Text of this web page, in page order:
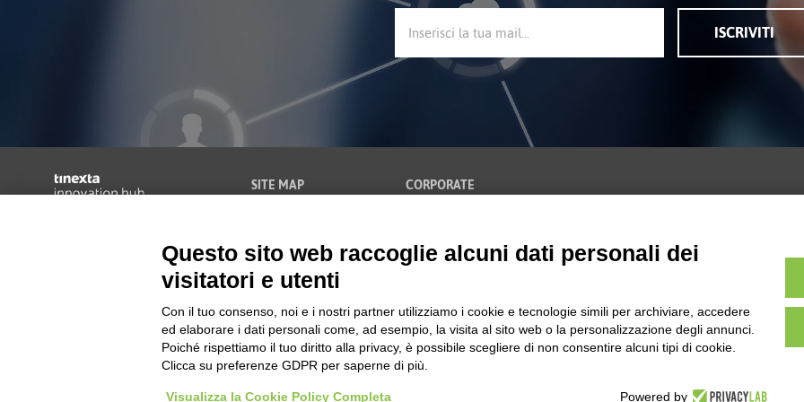
ISCRIVITI
Coordinamento di Tinexta S.p.A.
SITE MAP
Formazione
Blog
Contattaci
CORPORATE
Modifica Preferenze GDPR
Organizzativo
© Tinexta Innovation Hub S.p.A. 2026 tutti i diritti riservati. PrivacyLab è un marchio registrato nell'Unione Europea e non ne è consentito l'utilizzo senza
Questo sito web raccoglie alcuni dati personali dei
visitatori e utenti
Con il tuo consenso, noi e i nostri partner utilizziamo i cookie e tecnologie simili per archiviare, accedere
ed elaborare i dati personali come, ad esempio, la visita al sito web o la personalizzazione degli annunci.
Poiché rispettiamo il tuo diritto alla privacy, è possibile scegliere di non consentire alcuni tipi di cookie.
Clicca su preferenze GDPR per saperne di più.
Visualizza la Cookie Policy Completa Powered by